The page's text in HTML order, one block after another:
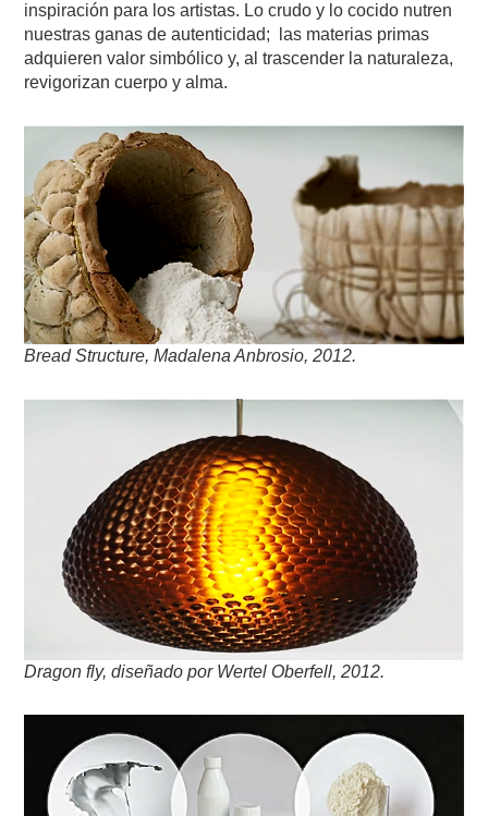
inspiración para los artistas. Lo crudo y lo cocido nutren
nuestras ganas de autenticidad; las materias primas
adquieren valor simbólico y, al trascender la naturaleza,
revigorizan cuerpo y alma.
Bread Structure, Madalena Anbrosio, 2012.
Dragon fly, diseñado por Wertel Oberfell, 2012.